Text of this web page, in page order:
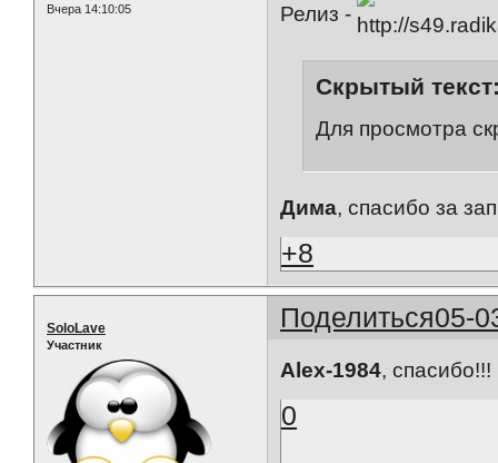
Вчера 14:10:05
Релиз -
Скрытый
Для просмотра
Дима, спасибо за
+8
Поделиться05-
SoloLave
Участник
Alex-1984, cпасибо!!!
0